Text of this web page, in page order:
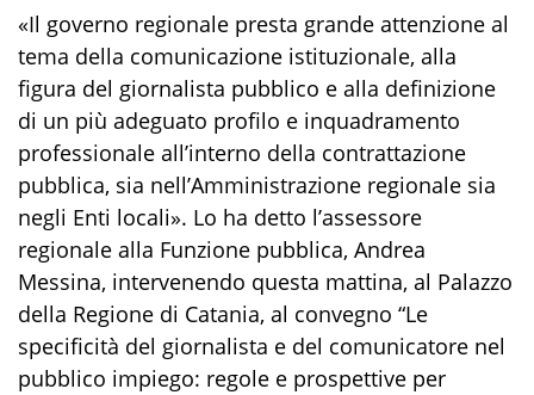
«Il governo regionale presta grande attenzione al
tema della comunicazione istituzionale, alla
figura del giornalista pubblico e alla definizione
di un più adeguato profilo e inquadramento
professionale all’interno della contrattazione
pubblica, sia nell’Amministrazione regionale sia
negli Enti locali». Lo ha detto l’assessore
regionale alla Funzione pubblica, Andrea
Messina, intervenendo questa mattina, al Palazzo
della Regione di Catania, al convegno “Le
specificità del giornalista e del comunicatore nel
pubblico impiego: regole e prospettive per